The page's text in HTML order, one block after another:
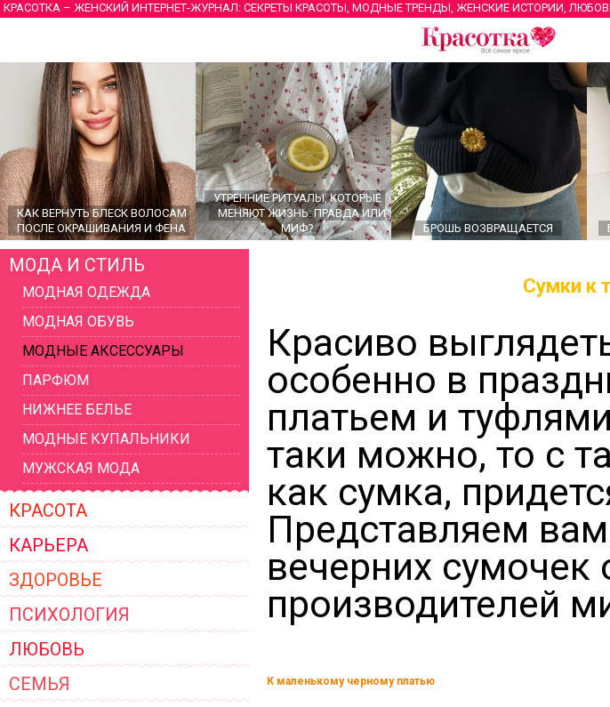
КРАСОТКА – ЖЕНСКИЙ ИНТЕРНЕТ-ЖУРНАЛ: СЕКРЕТЫ КРАСОТЫ, МОДНЫЕ ТРЕНДЫ, ЖЕНСКИЕ ИСТОРИИ,
КАК ВЕРНУТЬ БЛЕСК ВОЛОСАМ
ПОСЛЕ ОКРАШИВАНИЯ И ФЕНА
УТРЕННИЕ РИТУАЛЫ, КОТОРЫЕ
МЕНЯЮТ ЖИЗНЬ: ПРАВДА ИЛИ
МИФ?
БРОШЬ ВОЗВРАЩАЕТСЯ
ГЛАВНЫЕ ТРЕНДЫ ВЕРХНЕЙ
ЖЕНСКОЙ ОДЕЖДЫ 2026
МОДА И СТИЛЬ
МОДНАЯ ОДЕЖДА
МОДНАЯ ОБУВЬ
МОДНЫЕ АКСЕССУАРЫ
ПАРФЮМ
НИЖНЕЕ БЕЛЬЕ
МОДНЫЕ КУПАЛЬНИКИ
МУЖСКАЯ МОДА
КРАСОТА
КАРЬЕРА
ЗДОРОВЬЕ
ПСИХОЛОГИЯ
ЛЮБОВЬ
СЕМЬЯ
Сумки к
Красиво
особенно в
платьем и
таки можно, то с
как сумка,
Представляем
вечерних сумочек
производителей
К маленькому черному платью